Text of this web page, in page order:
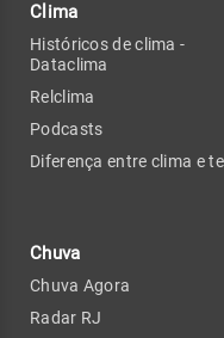
Clima
Históricos de clima -
Dataclima
Relclima
Podcasts
Diferença entre clima e
Chuva
Chuva Agora
Radar RJ